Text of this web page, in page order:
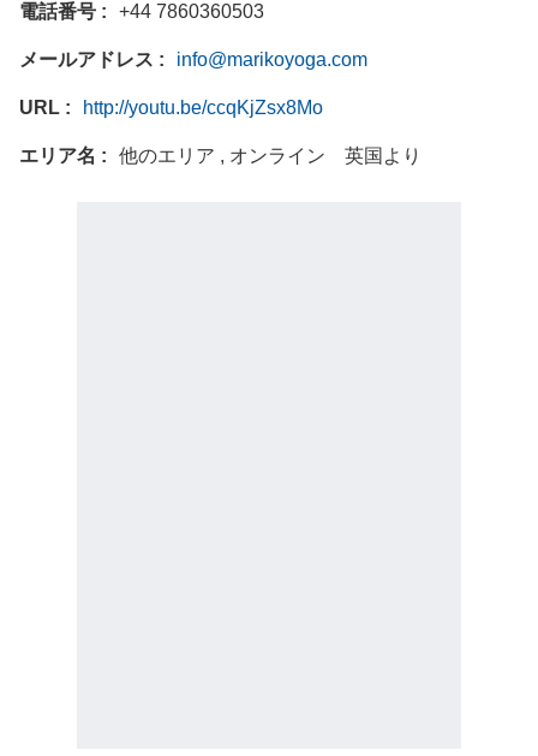
電話番号 +44 7860360503
メールアドレス info@marikoyoga.com
URL http://youtu.be/ccqKjZsx8Mo
エリア名 他のエリア , オンライン 英国より